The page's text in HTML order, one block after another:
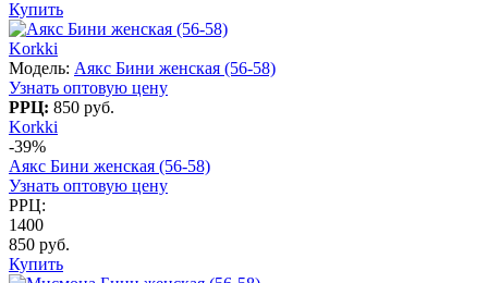
Купить
Korkki
Модель: Аякс Бини женская (56-58)
Узнать оптовую цену
РРЦ: 850 руб.
Korkki
-39%
Аякс Бини женская (56-58)
Узнать оптовую цену
РРЦ:
1400
850 руб.
Купить